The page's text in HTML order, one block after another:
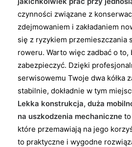
czynności związane z
zdejmowaniem i zakładaniem
się z ryzykiem przemieszczania
roweru. Warto więc zadbać o
zabezpieczyć. Dzięki
serwisowemu Twoje dwa kółka
stabilnie, dokładnie w tym
Lekka konstrukcja, duża
na uszkodzenia mechaniczne
które przemawiają na jego
to praktyczne i wygodne